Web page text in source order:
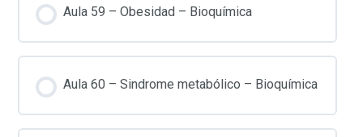
Aula 59 – Obesidad – Bioquímica
Aula 60 – Sindrome metabólico – Bioquímica